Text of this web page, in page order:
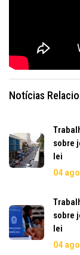
Notícias
sobre
lei
04
sobre
lei
04